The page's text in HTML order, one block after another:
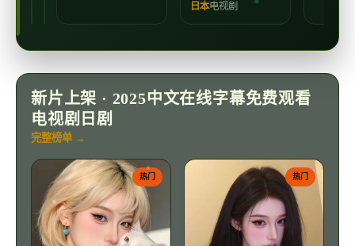
日本电视剧
新片上架 · 2025中文在线字幕免费观看
电视剧日剧
完整榜单 →
热门 热门